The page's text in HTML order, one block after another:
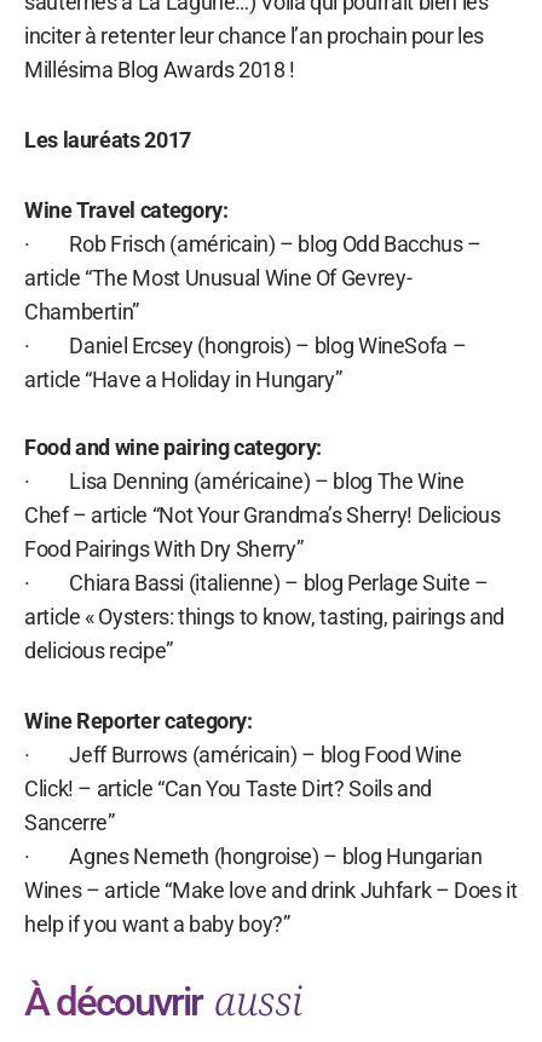
inciter à retenter leur chance l’an prochain pour les
Millésima Blog Awards 2018 !
Les lauréats 2017
Wine Travel category:
· Rob Frisch (américain) – blog Odd Bacchus –
article “The Most Unusual Wine Of Gevrey-
Chambertin”
· Daniel Ercsey (hongrois) – blog WineSofa –
article “Have a Holiday in Hungary”
Food and wine pairing category:
· Lisa Denning (américaine) – blog The Wine
Chef – article “Not Your Grandma’s Sherry! Delicious
Food Pairings With Dry Sherry”
· Chiara Bassi (italienne) – blog Perlage Suite –
article « Oysters: things to know, tasting, pairings and
delicious recipe”
Wine Reporter category:
· Jeff Burrows (américain) – blog Food Wine
Click! – article “Can You Taste Dirt? Soils and
Sancerre”
· Agnes Nemeth (hongroise) – blog Hungarian
Wines – article “Make love and drink Juhfark – Does it
help if you want a baby boy?”
À découvrir aussi